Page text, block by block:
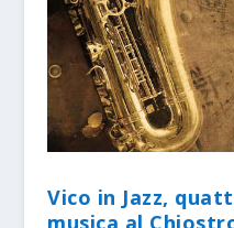
Vico in Jazz,
musica al